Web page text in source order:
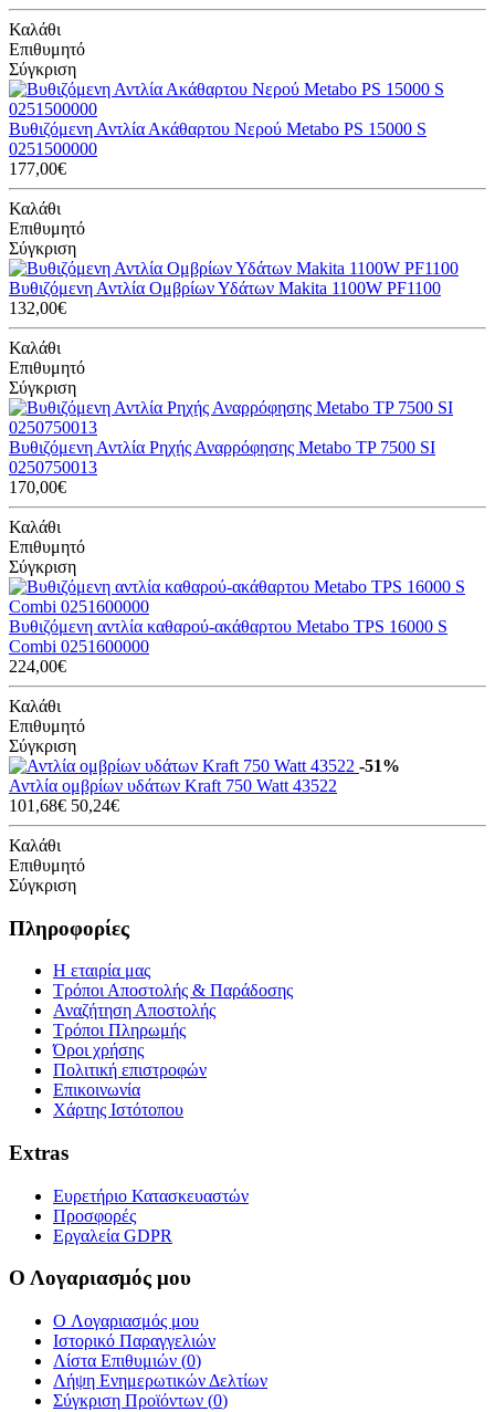
Καλάθι
Επιθυμητό
Σύγκριση
Βυθιζόμενη Αντλία Ακάθαρτου Νερού Metabo PS 15000 S
0251500000
177,00€
Καλάθι
Επιθυμητό
Σύγκριση
Βυθιζόμενη Αντλία Ομβρίων Υδάτων Makita 1100W PF1100
132,00€
Καλάθι
Επιθυμητό
Σύγκριση
Βυθιζόμενη Αντλία Ρηχής Αναρρόφησης Metabo TP 7500 SI
0250750013
170,00€
Καλάθι
Επιθυμητό
Σύγκριση
Βυθιζόμενη αντλία καθαρού-ακάθαρτου Metabo TPS 16000 S
Combi 0251600000
224,00€
Καλάθι
Επιθυμητό
Σύγκριση
-51%
Αντλία ομβρίων υδάτων Kraft 750 Watt 43522
101,68€ 50,24€
Καλάθι
Επιθυμητό
Σύγκριση
Πληροφορίες
Η εταιρία μας
Τρόποι Αποστολής & Παράδοσης
Αναζήτηση Αποστολής
Τρόποι Πληρωμής
Όροι χρήσης
Πολιτική επιστροφών
Επικοινωνία
Χάρτης Ιστότοπου
Extras
Ευρετήριο Κατασκευαστών
Προσφορές
Εργαλεία GDPR
Ο Λογαριασμός μου
O Λογαριασμός μου
Ιστορικό Παραγγελιών
Λίστα Επιθυμιών (0)
Λήψη Ενημερωτικών Δελτίων
Σύγκριση Προϊόντων (0)